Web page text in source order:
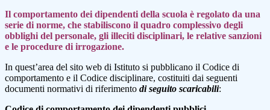
Il comportamento dei dipendenti della scuola è regolato da una
serie di norme, che stabiliscono il quadro complessivo degli
obblighi del personale, gli illeciti disciplinari, le relative sanzioni
e le procedure di irrogazione.
In quest’area del sito web di Istituto si pubblicano il Codice di
comportamento e il Codice disciplinare, costituiti dai seguenti
documenti normativi di riferimento di seguito scaricabili: